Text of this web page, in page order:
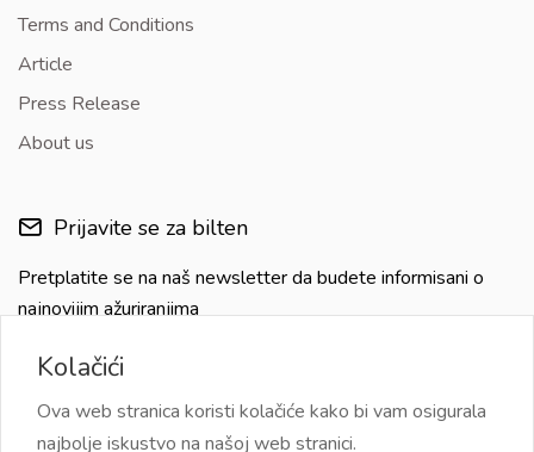
Terms and Conditions
Article
Press Release
About us
Prijavite se za bilten
Pretplatite se na naš newsletter da budete informisani o
najnovijim ažuriranjima
Kolačići
Ova web stranica koristi kolačiće kako bi vam osigurala
najbolje iskustvo na našoj web stranici.